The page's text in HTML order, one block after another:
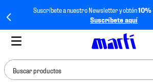
Suscríbete a nuestro Newsletter y obtén10%
Suscríbete aquí
Buscar productos